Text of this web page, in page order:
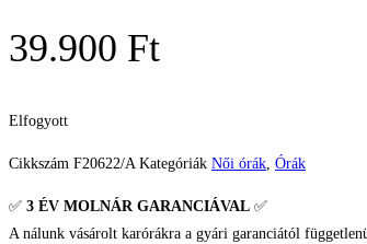
39.900 Ft
Elfogyott
Cikkszám F20622/A Kategóriák Női órák, Órák
✅ 3 ÉV MOLNÁR GARANCIÁVAL ✅
A nálunk vásárolt karórákra a gyári garanciától